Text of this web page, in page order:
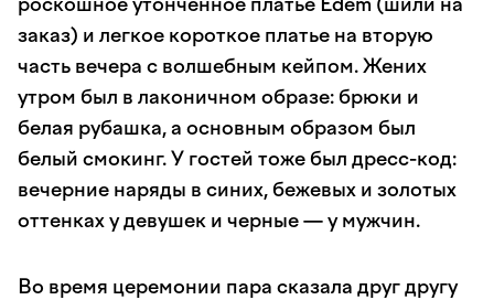
заказ) и легкое короткое платье на вторую
часть вечера с волшебным кейпом. Жених
утром был в лаконичном образе: брюки и
белая рубашка, а основным образом был
белый смокинг. У гостей тоже был дресс-код:
вечерние наряды в синих, бежевых и золотых
оттенках у девушек и черные — у мужчин.
Во время церемонии пара сказала друг другу